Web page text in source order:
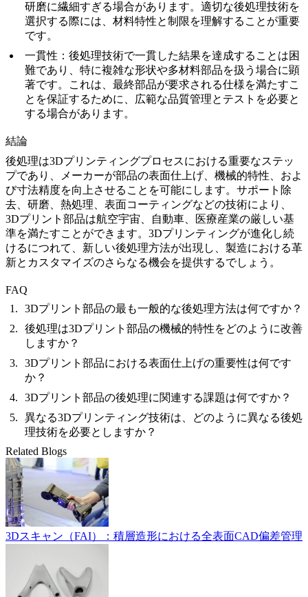
研磨に繊細すぎる場合があります。適切な後処理技術を
選択する際には、材料特性と制限を理解することが重要
です。
一貫性 ：後処理技術で一貫した結果を達成することは困
難であり、特に複雑な形状や多材料部品を扱う場合に顕
著です。これは、最終部品が要求される仕様を満たすこ
とを保証するために、広範な品質管理とテストを必要と
する場合があります。
結論
後処理は3Dプリンティングプロセスにおける重要なステッ
プであり、メーカーが部品の表面仕上げ、機械的特性、およ
び寸法精度を向上させることを可能にします。サポート除
去、研磨、熱処理、表面コーティングなどの技術により、
3Dプリント部品は航空宇宙、自動車、医療産業の厳しい基
準を満たすことができます。3Dプリンティングが進化し続
けるにつれて、新しい後処理方法が出現し、製造における革
新とカスタマイズのさらなる機会を提供するでしょう。
FAQ
3Dプリント部品の最も一般的な後処理方法は何ですか？
後処理は3Dプリント部品の機械的特性をどのように改善
しますか？
3Dプリント部品における表面仕上げの重要性は何です
か？
3Dプリント部品の後処理に関連する課題は何ですか？
異なる3Dプリンティング技術は、どのように異なる後処
理技術を必要としますか？
Related Blogs
3Dスキャン（FAI）：積層造形における全表面CAD偏差管理